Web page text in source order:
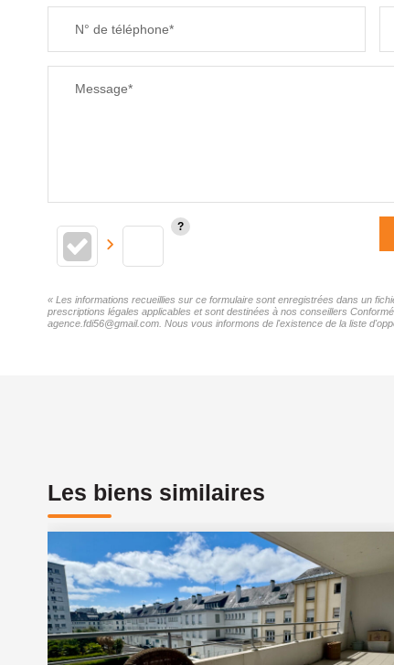
N° de téléphone*
Message*
« Les informations recueillies sur ce formulaire sont enregistrées dans un
prescriptions légales applicables et sont destinées à nos conseillers
agence.fdi56@gmail.com. Nous vous informons de l'existence de la liste
Les biens similaires